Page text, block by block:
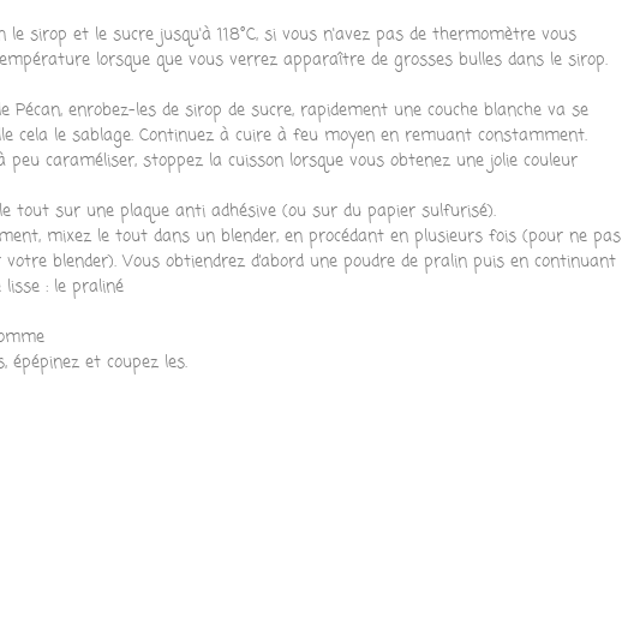
le sirop et le sucre jusqu'à 118°C, si vous n'avez pas de thermomètre vous
lorsque que vous verrez apparaître de grosses bulles dans le sirop.
Pécan, enrobez-les de sirop de sucre, rapidement une couche blanche va se
cela le sablage. Continuez à cuire à feu moyen en remuant constamment.
peu caraméliser, stoppez la cuisson lorsque vous obtenez une jolie couleur
tout sur une plaque anti adhésive (ou sur du papier sulfurisé).
mixez le tout dans un blender, en procédant en plusieurs fois (pour ne pas
blender). Vous obtiendrez d’abord une poudre de pralin puis en continuant
: le praliné
épépinez et coupez les.